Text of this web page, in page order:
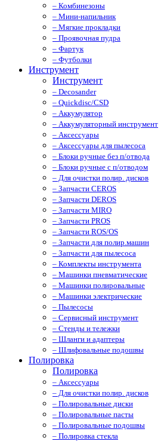
– Комбинезоны
– Мини-напильник
– Мягкие прокладки
– Проявочная пудра
– Фартук
– Футболки
Инструмент
Инструмент
– Decosander
– Quickdisc/CSD
– Аккумулятор
– Аккумуляторный инструмент
– Аксессуары
– Аксессуары для пылесоса
– Блоки ручные без п/отвода
– Блоки ручные с п/отводом
– Для очистки полир. дисков
– Запчасти CEROS
– Запчасти DEROS
– Запчасти MIRO
– Запчасти PROS
– Запчасти ROS/OS
– Запчасти для полир.машин
– Запчасти для пылесоса
– Комплекты инструмента
– Машинки пневматические
– Машинки полировальные
– Машинки электрические
– Пылесосы
– Сервисный инструмент
– Стенды и тележки
– Шланги и адаптеры
– Шлифовальные подошвы
Полировка
Полировка
– Аксессуары
– Для очистки полир. дисков
– Полировальные диски
– Полировальные пасты
– Полировальные подошвы
– Полировка стекла